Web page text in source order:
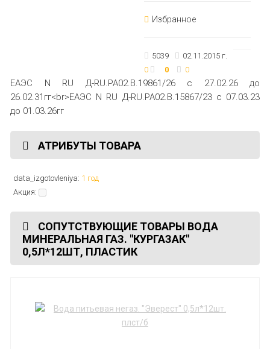
Избранное
5039
02.11.2015 г.
0
0 0
ЕАЭС N RU Д-RU.РА02.В.19861/26 с 27.02.26 до
26.02.31гг<br>ЕАЭС N RU Д-RU.РА02.В.15867/23 с 07.03.23
до 01.03.26гг
АТРИБУТЫ ТОВАРА
data_izgotovleniya: 1 год
Акция:
СОПУТСТВУЮЩИЕ ТОВАРЫ ВОДА
МИНЕРАЛЬНАЯ ГАЗ. "КУРГАЗАК"
0,5Л*12ШТ, ПЛАСТИК